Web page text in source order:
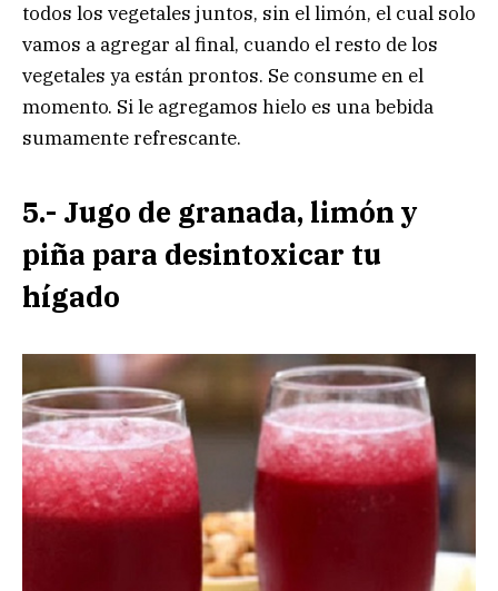
todos los vegetales juntos, sin el limón, el cual solo
vamos a agregar al final, cuando el resto de los
vegetales ya están prontos. Se consume en el
momento. Si le agregamos hielo es una bebida
sumamente refrescante.
5.- Jugo de granada, limón y
piña para desintoxicar tu
hígado